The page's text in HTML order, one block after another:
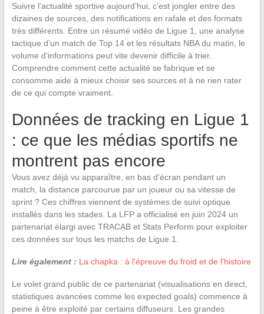
Suivre l’actualité sportive aujourd’hui, c’est jongler entre des
dizaines de sources, des notifications en rafale et des formats
très différents. Entre un résumé vidéo de Ligue 1, une analyse
tactique d’un match de Top 14 et les résultats NBA du matin, le
volume d’informations peut vite devenir difficile à trier.
Comprendre comment cette actualité se fabrique et se
consomme aide à mieux choisir ses sources et à ne rien rater
de ce qui compte vraiment.
Données de tracking en Ligue 1
: ce que les médias sportifs ne
montrent pas encore
Vous avez déjà vu apparaître, en bas d’écran pendant un
match, la distance parcourue par un joueur ou sa vitesse de
sprint ? Ces chiffres viennent de systèmes de suivi optique
installés dans les stades. La LFP a officialisé en juin 2024 un
partenariat élargi avec TRACAB et Stats Perform pour exploiter
ces données sur tous les matchs de Ligue 1.
Lire également : La chapka : à l'épreuve du froid et de l'histoire
Le volet grand public de ce partenariat (visualisations en direct,
statistiques avancées comme les expected goals) commence à
peine à être exploité par certains diffuseurs. Les grandes